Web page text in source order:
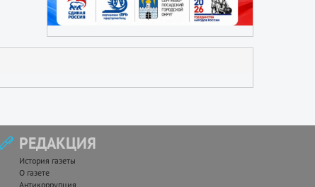
РЕДАКЦИЯ
История газеты
О газете
Антикоррупция